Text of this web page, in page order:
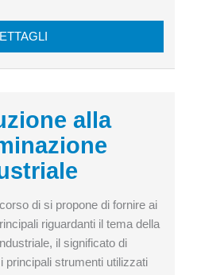
alla
corso di si propone di fornire ai
riguardanti il tema della
il significato di
principali strumenti utilizzati
alla contaminazione